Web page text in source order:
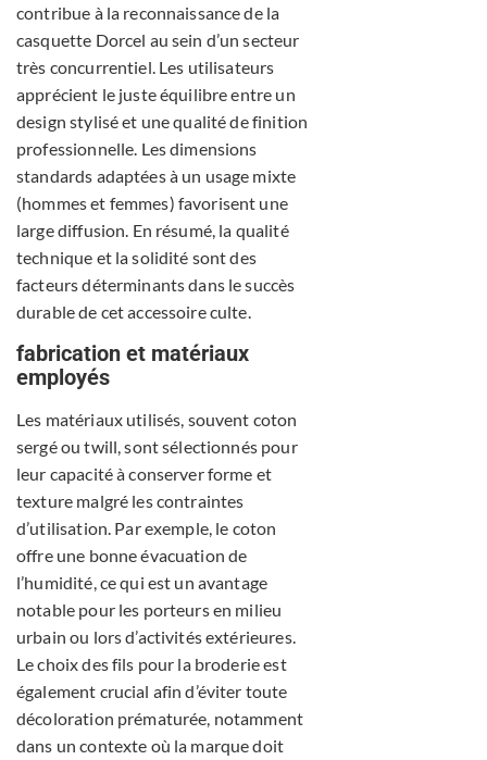
contribue à la reconnaissance de la
casquette Dorcel au sein d’un secteur
très concurrentiel. Les utilisateurs
apprécient le juste équilibre entre un
design stylisé et une qualité de finition
professionnelle. Les dimensions
standards adaptées à un usage mixte
(hommes et femmes) favorisent une
large diffusion. En résumé, la qualité
technique et la solidité sont des
facteurs déterminants dans le succès
durable de cet accessoire culte.
fabrication et matériaux
employés
Les matériaux utilisés, souvent coton
sergé ou twill, sont sélectionnés pour
leur capacité à conserver forme et
texture malgré les contraintes
d’utilisation. Par exemple, le coton
offre une bonne évacuation de
l’humidité, ce qui est un avantage
notable pour les porteurs en milieu
urbain ou lors d’activités extérieures.
Le choix des fils pour la broderie est
également crucial afin d’éviter toute
décoloration prématurée, notamment
dans un contexte où la marque doit